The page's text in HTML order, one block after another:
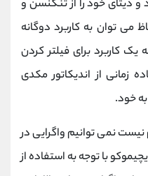
دیتای خود را از تنکنسن و
توان به کاربرد دوگانه
کاربرد برای فیلتر کردن
زمانی از اندیکاتور مکدی
خود.
نمی توانیم واگرایی در
با توجه به استفاده از